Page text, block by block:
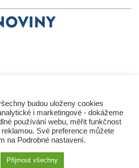
KORPORÁTNÍ BROUCI
PŘEŠLAPY
FIRMY
IN&S PROJEKTY
DYSTOPIE
KOMENTÁŘE
PODNIKATELSKÉ NOVINY
BUSINESS DAILY
budou uloženy cookies
i marketingové - dokážeme
používání webu, měřit funkčnost
Své preference můžete
na Podrobné nastavení.
Přijmout všechny